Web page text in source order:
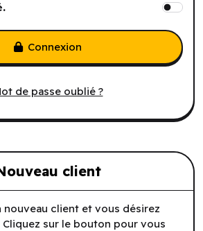
de passe oublié ?
Connexion
client
nouveau client et vous désirez
Cliquez sur le bouton pour vous